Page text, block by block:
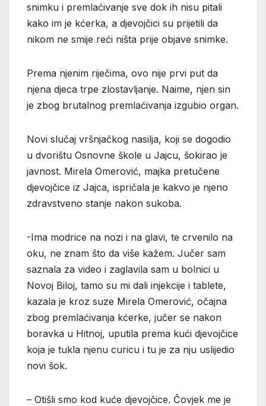
snimku i premlaćivanje sve dok ih nisu pitali
kako im je kćerka, a djevojčici su prijetili da
nikom ne smije reći ništa prije objave snimke.
Prema njenim riječima, ovo nije prvi put da
njena djeca trpe zlostavljanje. Naime, njen sin
je zbog brutalnog premlaćivanja izgubio organ.
Novi slučaj vršnjačkog nasilja, koji se dogodio
u dvorištu Osnovne škole u Jajcu, šokirao je
javnost. Mirela Omerović, majka pretučene
djevojčice iz Jajca, ispričala je kakvo je njeno
zdravstveno stanje nakon sukoba.
-Ima modrice na nozi i na glavi, te crvenilo na
oku, ne znam što da više kažem. Jučer sam
saznala za video i zaglavila sam u bolnici u
Novoj Biloj, tamo su mi dali injekcije i tablete,
kazala je kroz suze Mirela Omerović, očajna
zbog premlaćivanja kćerke, jučer se nakon
boravka u Hitnoj, uputila prema kući djevojčice
koja je tukla njenu curicu i tu je za nju uslijedio
novi šok.
– Otišli smo kod kuće djevojčice. Čovjek me je